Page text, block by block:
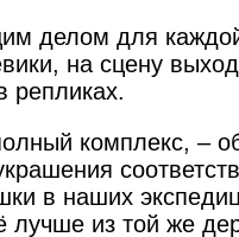
делом для
на сцену
репликах.
комплекс, –
в наших
лучше из той же